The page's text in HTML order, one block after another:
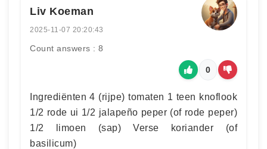
Liv Koeman
2025-11-07 20:20:43
Count answers : 8
0
Ingrediënten 4 (rijpe) tomaten 1 teen knoflook
1/2 rode ui 1/2 jalapeño peper (of rode peper)
1/2 limoen (sap) Verse koriander (of
basilicum)